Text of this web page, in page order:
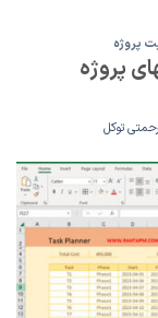
پروژه
پروژه
توکل